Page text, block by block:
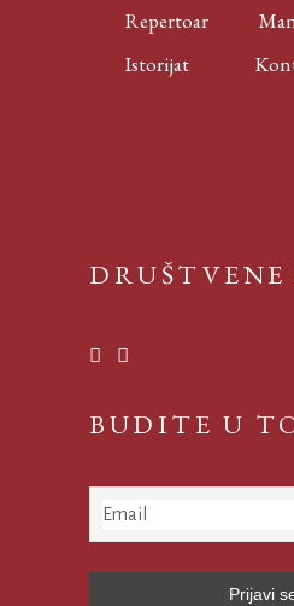
Repertoar
Istorijat
DRUŠTVENE
BUDITE U